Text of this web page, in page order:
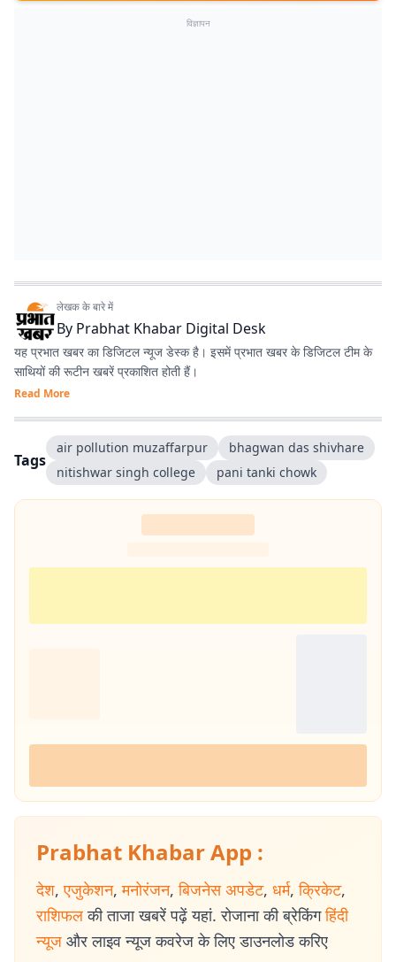
विज्ञापन
लेखक के बारे में
By Prabhat Khabar Digital Desk
यह प्रभात खबर का डिजिटल न्यूज डेस्क है। इसमें प्रभात खबर के डिजिटल टीम के
साथियों की रूटीन खबरें प्रकाशित होती हैं।
Read More
Tags
air pollution muzaffarpur
bhagwan das shivhare
nitishwar singh college
pani tanki chowk
Prabhat Khabar App :
देश, एजुकेशन, मनोरंजन, बिजनेस अपडेट, धर्म, क्रिकेट,
राशिफल की ताजा खबरें पढ़ें यहां. रोजाना की ब्रेकिंग हिंदी
न्यूज और लाइव न्यूज कवरेज के लिए डाउनलोड करिए